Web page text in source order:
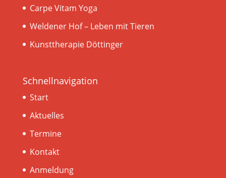
Carpe Vitam Yoga
Weldener Hof – Leben mit Tieren
Kunsttherapie Döttinger
Schnellnavigation
Start
Aktuelles
Termine
Kontakt
Anmeldung